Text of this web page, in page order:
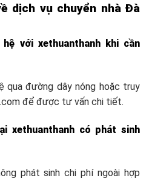
dịch vụ chuyển nhà Đà
với xethuanthanh khi cần
qua đường dây nóng hoặc truy
để được tư vấn chi tiết.
xethuanthanh có phát sinh
phát sinh chi phí ngoài hợp